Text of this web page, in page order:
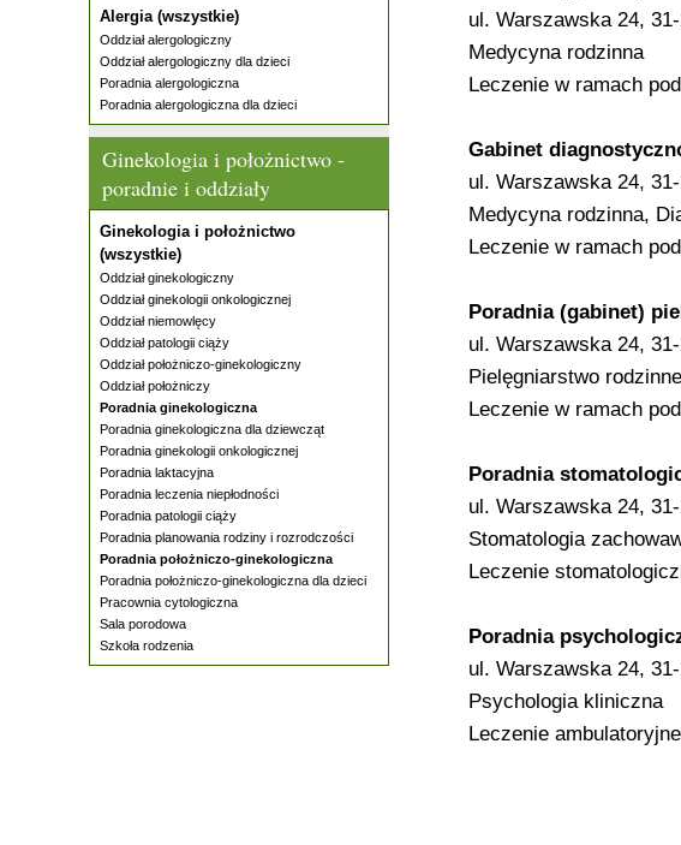
Alergia (wszystkie)
Oddział alergologiczny
Oddział alergologiczny dla dzieci
Poradnia alergologiczna
Poradnia alergologiczna dla dzieci
Ginekologia i położnictwo -
poradnie i oddziały
Ginekologia i położnictwo
(wszystkie)
Oddział ginekologiczny
Oddział ginekologii onkologicznej
Oddział niemowlęcy
Oddział patologii ciąży
Oddział położniczo-ginekologiczny
Oddział położniczy
Poradnia ginekologiczna
Poradnia ginekologiczna dla dziewcząt
Poradnia ginekologii onkologicznej
Poradnia laktacyjna
Poradnia leczenia niepłodności
Poradnia patologii ciąży
Poradnia planowania rodziny i rozrodczości
Poradnia położniczo-ginekologiczna
Poradnia położniczo-ginekologiczna dla dzieci
Pracownia cytologiczna
Sala porodowa
Szkoła rodzenia
ul. Warszawska 24,
Medycyna rodzinna
Leczenie w ramach
Gabinet
ul. Warszawska 24,
Medycyna rodzinna,
Leczenie w ramach
Poradnia (gabinet)
ul. Warszawska 24,
Pielęgniarstwo
Leczenie w ramach
Poradnia
ul. Warszawska 24,
Stomatologia
Leczenie
Poradnia
ul. Warszawska 24,
Psychologia kliniczna
Leczenie